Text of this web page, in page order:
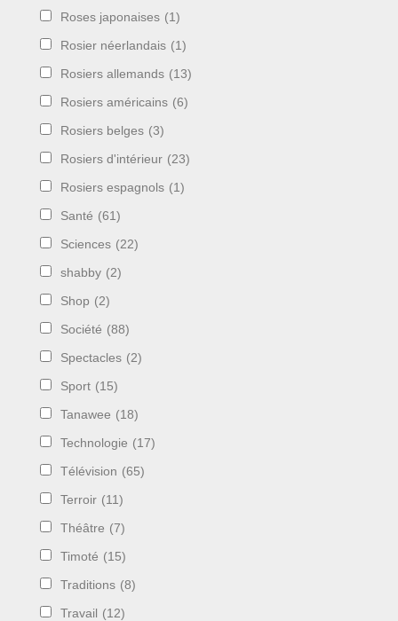
Roses japonaises (1)
Rosier néerlandais (1)
Rosiers allemands (13)
Rosiers américains (6)
Rosiers belges (3)
Rosiers d'intérieur (23)
Rosiers espagnols (1)
Santé (61)
Sciences (22)
shabby (2)
Shop (2)
Société (88)
Spectacles (2)
Sport (15)
Tanawee (18)
Technologie (17)
Télévision (65)
Terroir (11)
Théâtre (7)
Timoté (15)
Traditions (8)
Travail (12)